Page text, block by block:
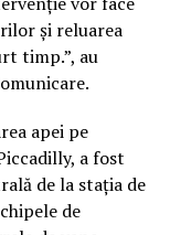
și reluarea
timp.”, au
apei pe
a fost
de la stația de
de